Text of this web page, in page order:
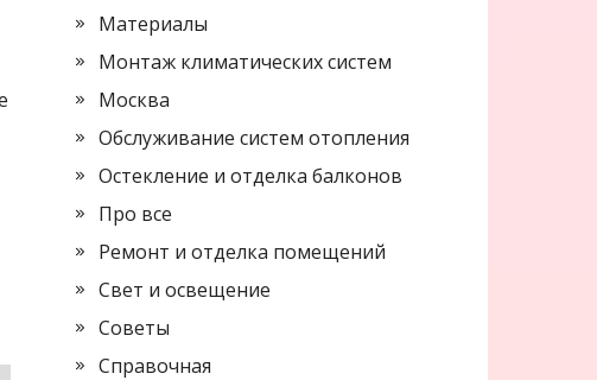
Материалы
Монтаж климатических систем
Москва
Обслуживание систем отопления
Остекление и отделка балконов
Про все
Ремонт и отделка помещений
Свет и освещение
Советы
Справочная